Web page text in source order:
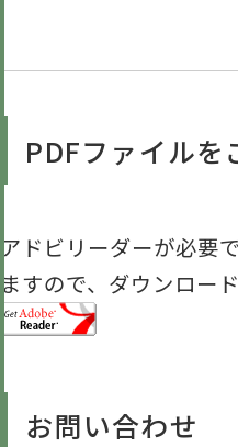
PDFファイルを
アドビリーダーが必要
ますので、ダウンロー
お問い合わせ